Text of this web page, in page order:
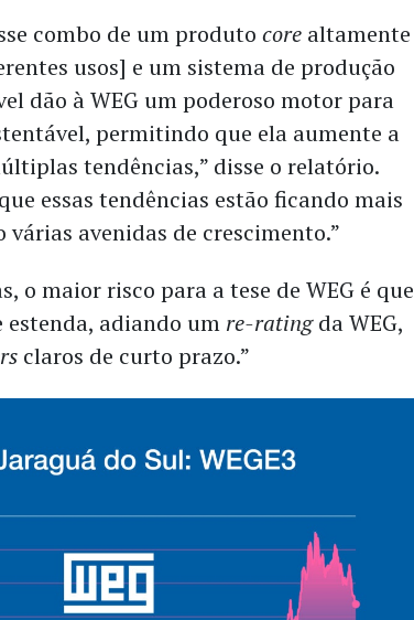
combo de um produtocore altamente
usos] e um sistema de produção
dão à WEG um poderoso motor para
permitindo que ela aumente a
tendências,” disse o relatório.
essas tendências estão ficando mais
várias avenidas de crescimento.”
o maior risco para a tese de WEG é que
estenda, adiando um re-ratingda WEG,
claros de curto prazo.”